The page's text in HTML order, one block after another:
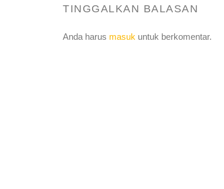
TINGGALKAN BALASAN
Anda harus masuk untuk berkomentar.